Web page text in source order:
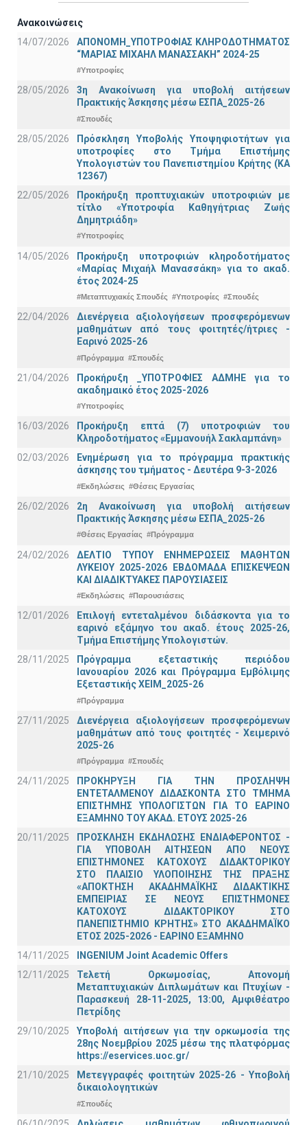
Ανακοινώσεις
14/07/2026
ΑΠΟΝΟΜΗ_ΥΠΟΤΡΟΦΙΑΣ ΚΛΗΡΟΔΟΤΗΜΑΤΟΣ
“ΜΑΡΙΑΣ ΜΙΧΑΗΛ ΜΑΝΑΣΣΑΚΗ” 2024-25
#Υποτροφίες
28/05/2026
3η Ανακοίνωση για υποβολή αιτήσεων
Πρακτικής Άσκησης μέσω ΕΣΠΑ_2025-26
#Σπουδές
28/05/2026
Πρόσκληση Υποβολής Υποψηφιοτήτων για
υποτροφίες στο Τμήμα Επιστήμης
Υπολογιστών του Πανεπιστημίου Κρήτης (ΚΑ
12367)
22/05/2026
Προκήρυξη προπτυχιακών υποτροφιών με
τίτλο «Υποτροφία Καθηγήτριας Ζωής
Δημητριάδη»
#Υποτροφίες
14/05/2026
Προκήρυξη υποτροφιών κληροδοτήματος
«Μαρίας Μιχαήλ Μανασσάκη» για το ακαδ.
έτος 2024-25
#Μεταπτυχιακές Σπουδές #Υποτροφίες #Σπουδές
22/04/2026
Διενέργεια αξιολογήσεων προσφερόμενων
μαθημάτων από τους φοιτητές/ήτριες -
Εαρινό 2025-26
#Πρόγραμμα #Σπουδές
21/04/2026
Προκήρυξη _ΥΠΟΤΡΟΦΙΕΣ ΑΔΜΗΕ για το
ακαδημαικό έτος 2025-2026
#Υποτροφίες
16/03/2026
Προκήρυξη επτά (7) υποτροφιών του
Κληροδοτήματος «Εμμανουήλ Σακλαμπάνη»
02/03/2026
Ενημέρωση για το πρόγραμμα πρακτικής
άσκησης του τμήματος - Δευτέρα 9-3-2026
#Εκδηλώσεις #Θέσεις Εργασίας
26/02/2026
2η Ανακοίνωση για υποβολή αιτήσεων
Πρακτικής Άσκησης μέσω ΕΣΠΑ_2025-26
#Θέσεις Εργασίας #Πρόγραμμα
24/02/2026
ΔΕΛΤΙΟ ΤΥΠΟΥ ΕΝΗΜΕΡΩΣΕΙΣ ΜΑΘΗΤΩΝ
ΛΥΚΕΙΟΥ 2025-2026 ΕΒΔΟΜΑΔΑ ΕΠΙΣΚΕΨΕΩΝ
ΚΑΙ ΔΙΑΔΙΚΤΥΑΚΕΣ ΠΑΡΟΥΣΙΑΣΕΙΣ
#Εκδηλώσεις #Παρουσιάσεις
12/01/2026
Επιλογή εντεταλμένου διδάσκοντα για το
εαρινό εξάμηνο του ακαδ. έτους 2025-26,
Τμήμα Επιστήμης Υπολογιστών.
28/11/2025
Πρόγραμμα εξεταστικής περιόδου
Ιανουαρίου 2026 και Πρόγραμμα Εμβόλιμης
Εξεταστικής ΧΕΙΜ_2025-26
#Πρόγραμμα
27/11/2025
Διενέργεια αξιολογήσεων προσφερόμενων
μαθημάτων από τους φοιτητές - Χειμερινό
2025-26
#Πρόγραμμα #Σπουδές
24/11/2025
ΠΡΟΚΗΡΥΞΗ ΓΙΑ ΤΗΝ ΠΡΟΣΛΗΨΗ
ΕΝΤΕΤΑΛΜΕΝΟΥ ΔΙΔΑΣΚΟΝΤΑ ΣΤΟ ΤΜΗΜΑ
ΕΠΙΣΤΗΜΗΣ ΥΠΟΛΟΓΙΣΤΩΝ ΓΙΑ ΤΟ ΕΑΡΙΝΟ
ΕΞΑΜΗΝΟ ΤΟΥ ΑΚΑΔ. ΕΤΟΥΣ 2025-26
20/11/2025
ΠΡΟΣΚΛΗΣΗ ΕΚΔΗΛΩΣΗΣ ΕΝΔΙΑΦΕΡΟΝΤΟΣ -
ΓΙΑ ΥΠΟΒΟΛΗ ΑΙΤΗΣΕΩΝ ΑΠΟ ΝΕΟΥΣ
ΕΠΙΣΤΗΜΟΝΕΣ ΚΑΤΟΧΟΥΣ ΔΙΔΑΚΤΟΡΙΚΟΥ
ΣΤΟ ΠΛΑΙΣΙΟ ΥΛΟΠΟΙΗΣΗΣ ΤΗΣ ΠΡΑΞΗΣ
«ΑΠΟΚΤΗΣΗ ΑΚΑΔΗΜΑΪΚΗΣ ΔΙΔΑΚΤΙΚΗΣ
ΕΜΠΕΙΡΙΑΣ ΣΕ ΝΕΟΥΣ ΕΠΙΣΤΗΜΟΝΕΣ
ΚΑΤΟΧΟΥΣ ΔΙΔΑΚΤΟΡΙΚΟΥ ΣΤΟ
ΠΑΝΕΠΙΣΤΗΜΙΟ ΚΡΗΤΗΣ» ΣΤΟ ΑΚΑΔΗΜΑΪΚΟ
ΕΤΟΣ 2025-2026 - ΕΑΡΙΝΟ ΕΞΑΜΗΝΟ
14/11/2025
INGENIUM Joint Academic Offers
12/11/2025
Τελετή Ορκωμοσίας, Απονομή
Μεταπτυχιακών Διπλωμάτων και Πτυχίων -
Παρασκευή 28-11-2025, 13:00, Αμφιθέατρο
Πετρίδης
29/10/2025
Υποβολή αιτήσεων για την ορκωμοσία της
28ης Νοεμβρίου 2025 μέσω της πλατφόρμας
https://eservices.uoc.gr/
21/10/2025
Μετεγγραφές φοιτητών 2025-26 - Υποβολή
δικαιολογητικών
#Σπουδές